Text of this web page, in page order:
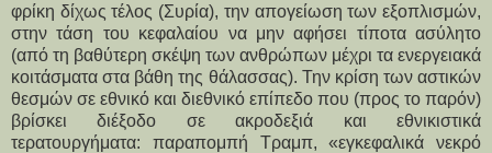
φρίκη δίχως τέλος (Συρία), την απογείωση των εξοπλισμών,
στην τάση του κεφαλαίου να μην αφήσει τίποτα ασύλητο
(από τη βαθύτερη σκέψη των ανθρώπων μέχρι τα ενεργειακά
κοιτάσματα στα βάθη της θάλασσας). Την κρίση των αστικών
θεσμών σε εθνικό και διεθνικό επίπεδο που (προς το παρόν)
βρίσκει διέξοδο σε ακροδεξιά και εθνικιστικά
τερατουργήματα: παραπομπή Τραμπ, «εγκεφαλικά νεκρό